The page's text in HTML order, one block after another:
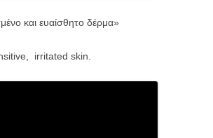
και ευαίσθητο δέρμα»
irritated skin.